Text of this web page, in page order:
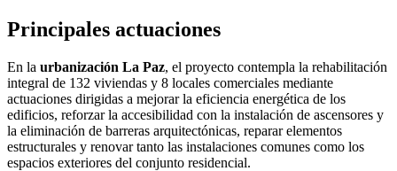
Principales actuaciones
En la urbanización La Paz, el proyecto contempla la rehabilitación
integral de 132 viviendas y 8 locales comerciales mediante
actuaciones dirigidas a mejorar la eficiencia energética de los
edificios, reforzar la accesibilidad con la instalación de ascensores y
la eliminación de barreras arquitectónicas, reparar elementos
estructurales y renovar tanto las instalaciones comunes como los
espacios exteriores del conjunto residencial.